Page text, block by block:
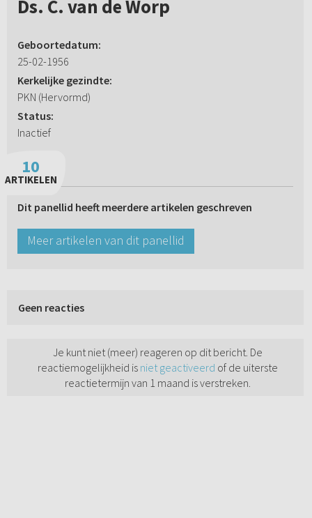
Ds. C. van de Worp
Geboortedatum:
25-02-1956
Kerkelijke gezindte:
PKN (Hervormd)
Status:
Inactief
10
ARTIKELEN
Dit panellid heeft meerdere artikelen geschreven
Meer artikelen van dit panellid
Geen reacties
Je kunt niet (meer) reageren op dit bericht. De
reactiemogelijkheid is niet geactiveerd of de uiterste
reactietermijn van 1 maand is verstreken.